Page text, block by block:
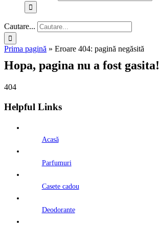
Cautare...
Prima pagină » Eroare 404: pagină negăsită
Hopa, pagina nu a fost gasita!
404
Helpful Links
Acasă
Parfumuri
Casete cadou
Deodorante